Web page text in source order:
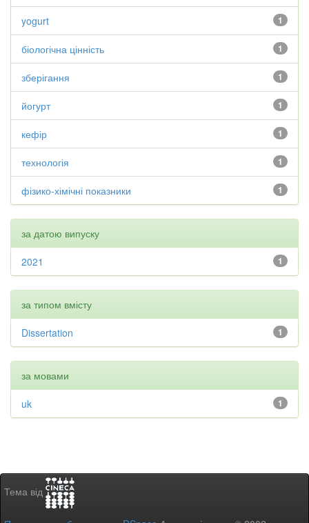
1
yogurt
1
біологічна цінність
1
зберігання
1
йогурт
1
кефір
1
технологія
1
фізико-хімічні показники
за датою випуску
1
2021
за типом вмісту
1
Dissertation
за мовами
1
uk
Тема від